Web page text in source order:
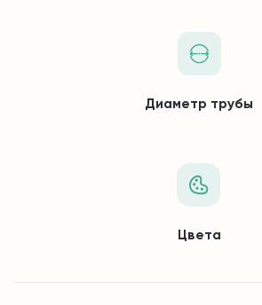
Диаметр трубы
Цвета